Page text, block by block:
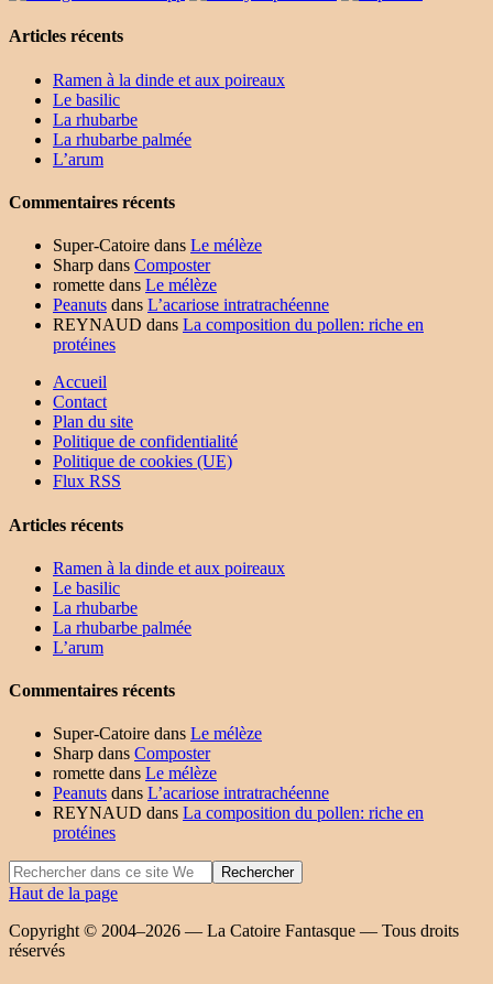
Articles récents
Ramen à la dinde et aux poireaux
Le basilic
La rhubarbe
La rhubarbe palmée
L’arum
Commentaires récents
Super-Catoire dans Le mélèze
Sharp dans Composter
romette dans Le mélèze
Peanuts dans L’acariose intratrachéenne
REYNAUD dans La composition du pollen: riche en
protéines
Accueil
Contact
Plan du site
Politique de confidentialité
Politique de cookies (UE)
Flux RSS
Articles récents
Ramen à la dinde et aux poireaux
Le basilic
La rhubarbe
La rhubarbe palmée
L’arum
Commentaires récents
Super-Catoire dans Le mélèze
Sharp dans Composter
romette dans Le mélèze
Peanuts dans L’acariose intratrachéenne
REYNAUD dans La composition du pollen: riche en
protéines
Haut de la page
Copyright © 2004–2026 — La Catoire Fantasque — Tous droits
réservés